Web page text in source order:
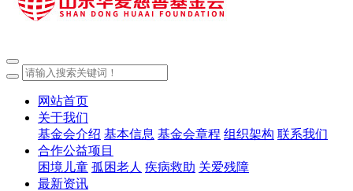
网站首页
关于我们
基金会介绍 基本信息 基金会章程 组织架构 联系我们
合作公益项目
困境儿童 孤困老人 疾病救助 关爱残障
最新资讯